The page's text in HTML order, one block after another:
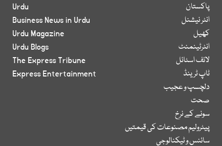
پاکستان
انٹر نیشنل
کھیل
انٹرٹینمنٹ
لائف اسٹائل
ٹاپ ٹرینڈ
دلچسپ و عجیب
صحت
سونے کے نرخ
پیٹرولیم مصنوعات کی قیمتیں
سائنس و ٹیکنالوجی
Urdu
Business News in Urdu
Urdu Magazine
Urdu Blogs
The Express Tribune
Express Entertainment